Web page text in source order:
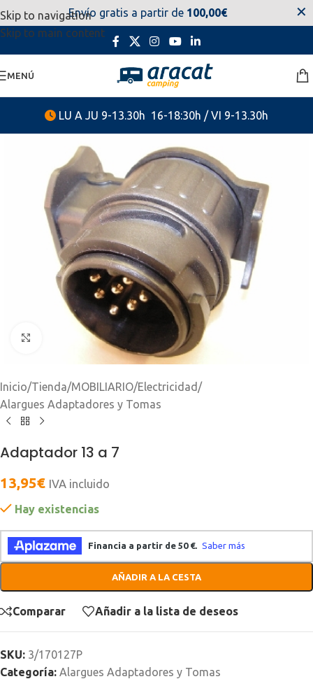
Skip to navigation
Skip to main content
estaremos disponibles. Disculpen las molestias.
MENÚ
LU A JU 9-13.30h 16-18:30h / VI 9-13.30h
Envío gratis a partir de 100,00€ ✕
Clic para ampliar
Inicio/Tienda/MOBILIARIO/Electricidad /
Alargues Adaptadores y Tomas
Adaptador 13 a 7
13,95€ IVA incluido
Hay existencias
AÑADIR A LA CESTA
Comparar Añadir a la lista de deseos
SKU: 3/170127P
Categoría: Alargues Adaptadores y Tomas